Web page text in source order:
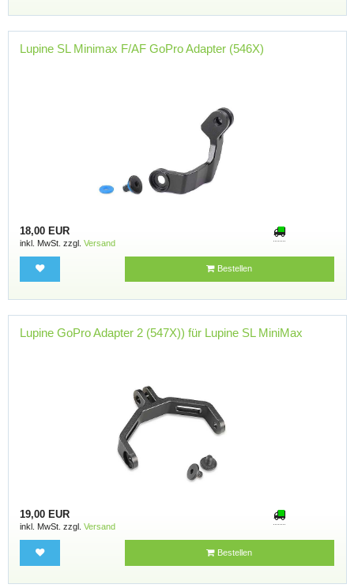
Lupine SL Minimax F/AF GoPro Adapter (546X)
18,00 EUR
inkl. MwSt. zzgl. Versand
Bestellen
Lupine GoPro Adapter 2 (547X)) für Lupine SL MiniMax
19,00 EUR
inkl. MwSt. zzgl. Versand
Bestellen